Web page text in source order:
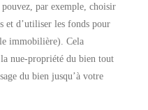
par exemple, choisir
et d’utiliser les fonds pour
immobilière). Cela
nue-propriété du bien tout
du bien jusqu’à votre